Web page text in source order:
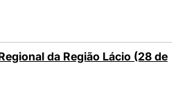
da Região Lácio (28 de